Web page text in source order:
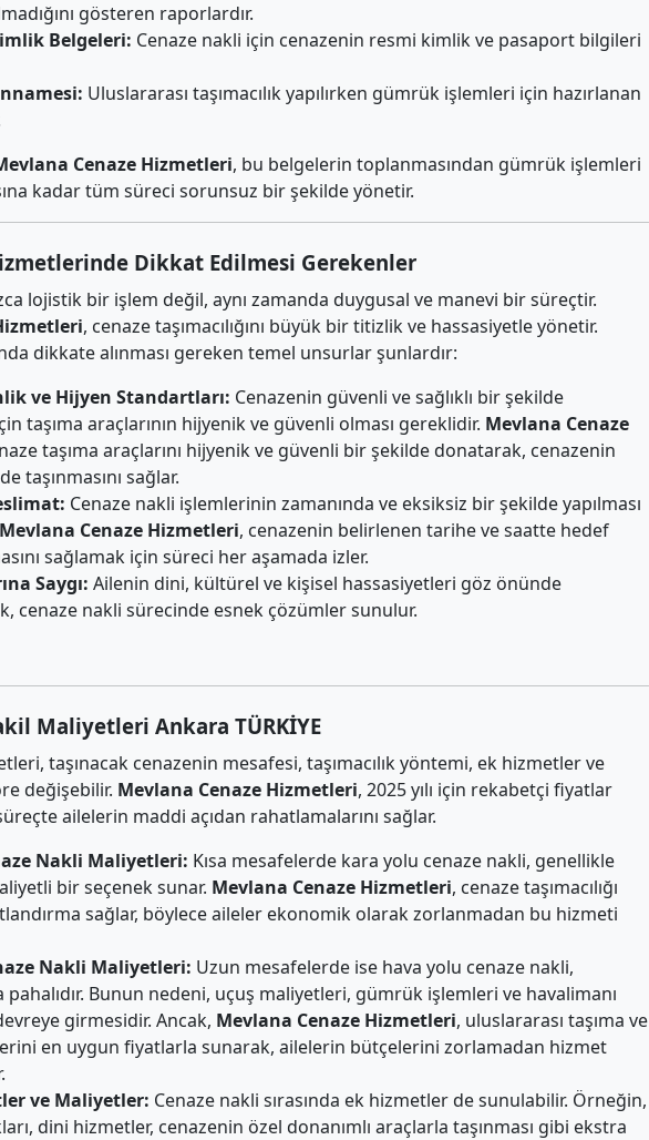
gösteren raporlardır.
Belgeleri: Cenaze nakli için cenazenin resmi kimlik ve pasaport bilgileri
Uluslararası taşımacılık yapılırken gümrük işlemleri için hazırlanan
Cenaze Hizmetleri, bu belgelerin toplanmasından gümrük işlemleri
kadar tüm süreci sorunsuz bir şekilde yönetir.
Dikkat Edilmesi Gerekenler
lojistik bir işlem değil, aynı zamanda duygusal ve manevi bir süreçtir.
, cenaze taşımacılığını büyük bir titizlik ve hassasiyetle yönetir.
dikkate alınması gereken temel unsurlar şunlardır:
ve Hijyen Standartları: Cenazenin güvenli ve sağlıklı bir şekilde
taşıma araçlarının hijyenik ve güvenli olması gereklidir. Mevlana Cenaze
taşıma araçlarını hijyenik ve güvenli bir şekilde donatarak, cenazenin
taşınmasını sağlar.
Cenaze nakli işlemlerinin zamanında ve eksiksiz bir şekilde yapılması
Mevlana Cenaze Hizmetleri, cenazenin belirlenen tarihe ve saatte hedef
sağlamak için süreci her aşamada izler.
Saygı: Ailenin dini, kültürel ve kişisel hassasiyetleri göz önünde
cenaze nakli sürecinde esnek çözümler sunulur.
Maliyetleri Ankara TÜRKİYE
taşınacak cenazenin mesafesi, taşımacılık yöntemi, ek hizmetler ve
değişebilir. Mevlana Cenaze Hizmetleri, 2025 yılı için rekabetçi fiyatlar
ailelerin maddi açıdan rahatlamalarını sağlar.
Nakli Maliyetleri: Kısa mesafelerde kara yolu cenaze nakli, genellikle
bir seçenek sunar. Mevlana Cenaze Hizmetleri, cenaze taşımacılığı
sağlar, böylece aileler ekonomik olarak zorlanmadan bu hizmeti
Nakli Maliyetleri: Uzun mesafelerde ise hava yolu cenaze nakli,
Bunun nedeni, uçuş maliyetleri, gümrük işlemleri ve havalimanı
girmesidir. Ancak, Mevlana Cenaze Hizmetleri, uluslararası taşıma ve
en uygun fiyatlarla sunarak, ailelerin bütçelerini zorlamadan hizmet
ve Maliyetler: Cenaze nakli sırasında ek hizmetler de sunulabilir. Örneğin,
dini hizmetler, cenazenin özel donanımlı araçlarla taşınması gibi ekstra